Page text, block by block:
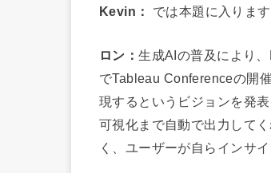
Kevin： では本題に入りま
ロン：生成AIの普及により
でTableau Conferenceの開
現するというビジョンを発
可視化まで自動で出力して
く、ユーザーが自らインサ